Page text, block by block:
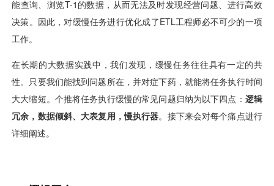
营销数盘
人口数盘
视觉智能
智能风控
科技公益